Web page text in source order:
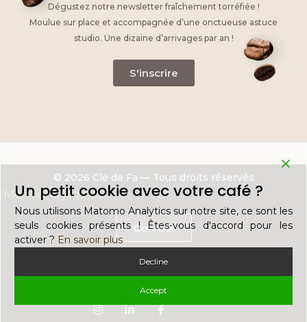
Dégustez notre newsletter fraîchement torréfiée !
Moulue sur place et accompagnée d’une onctueuse astuce
studio. Une dizaine d’arrivages par an !
S'inscrire
© 2026 Clé de Fa — Tous droits réservés
Mentions légales
Contact
Un petit cookie avec votre café ?
Nous utilisons Matomo Analytics sur notre site, ce sont les
seuls cookies présents ! Êtes-vous d'accord pour les
activer ? En savoir plus
Decline
Accept